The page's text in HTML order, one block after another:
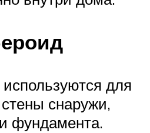
для
снаружи,
фундамента.